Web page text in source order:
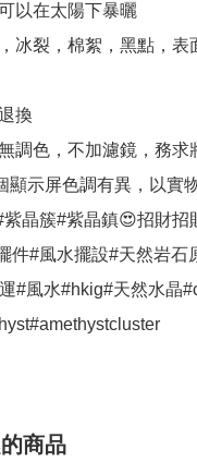
以在太陽下暴曬
，冰裂，棉絮，黑點，
換
無調色，不加濾鏡，務
顯示屏色調有異，以實
晶簇#紫晶鎮😍招財招
件#風水擺設#天然岩石
#風水#hkig#天然水晶
商品